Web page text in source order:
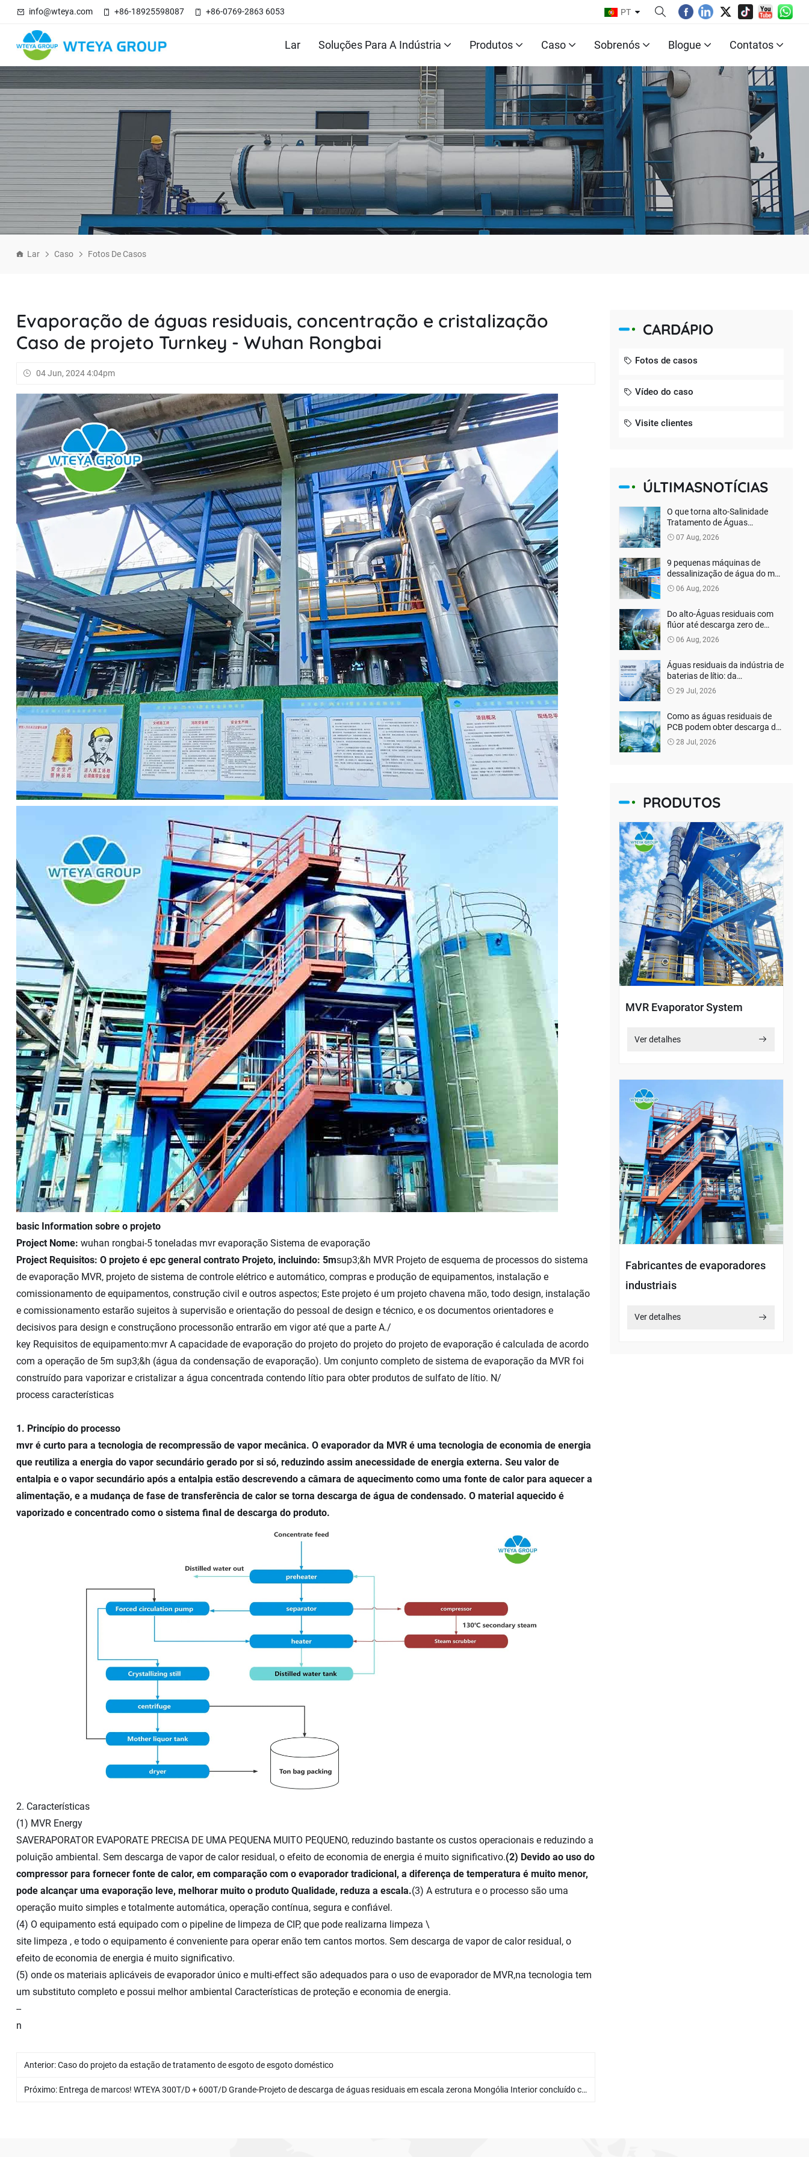
info@wteya.com +86-18925598087 +86-0769-2863 6053 PT
Lar Soluções Para A Indústria Produtos Caso Sobrenós Blogue Contatos
Lar Caso Fotos De Casos
Evaporação de águas residuais, concentração e cristalização
Caso de projeto Turnkey - Wuhan Rongbai
04 Jun, 2024 4:04pm
basic Information sobre o projeto
Project Nome: wuhan rongbai-5 toneladas mvr evaporação Sistema de evaporação
Project Requisitos: O projeto é epc general contrato Projeto, incluindo: 5msup3;&h MVR Projeto de esquema de processos do sistema
de evaporação MVR, projeto de sistema de controle elétrico e automático, compras e produção de equipamentos, instalação e
comissionamento de equipamentos, construção civil e outros aspectos; Este projeto é um projeto chavena mão, todo design, instalação
e comissionamento estarão sujeitos à supervisão e orientação do pessoal de design e técnico, e os documentos orientadores e
decisivos para design e construçãono processonão entrarão em vigor até que a parte A./
key Requisitos de equipamento:mvr A capacidade de evaporação do projeto do projeto do projeto de evaporação é calculada de acordo
com a operação de 5m sup3;&h (água da condensação de evaporação). Um conjunto completo de sistema de evaporação da MVR foi
construído para vaporizar e cristalizar a água concentrada contendo lítio para obter produtos de sulfato de lítio. N/
process características
1. Princípio do processo
mvr é curto para a tecnologia de recompressão de vapor mecânica. O evaporador da MVR é uma tecnologia de economia de energia
que reutiliza a energia do vapor secundário gerado por si só, reduzindo assim anecessidade de energia externa. Seu valor de
entalpia e o vapor secundário após a entalpia estão descrevendo a câmara de aquecimento como uma fonte de calor para aquecer a
alimentação, e a mudança de fase de transferência de calor se torna descarga de água de condensado. O material aquecido é
vaporizado e concentrado como o sistema final de descarga do produto.
2. Características
(1) MVR Energy
SAVERAPORATOR EVAPORATE PRECISA DE UMA PEQUENA MUITO PEQUENO, reduzindo bastante os custos operacionais e reduzindo a
poluição ambiental. Sem descarga de vapor de calor residual, o efeito de economia de energia é muito significativo.(2) Devido ao uso do
compressor para fornecer fonte de calor, em comparação com o evaporador tradicional, a diferença de temperatura é muito menor,
pode alcançar uma evaporação leve, melhorar muito o produto Qualidade, reduza a escala.(3) A estrutura e o processo são uma
operação muito simples e totalmente automática, operação contínua, segura e confiável.
(4) O equipamento está equipado com o pipeline de limpeza de CIP, que pode realizarna limpeza \
site limpeza , e todo o equipamento é conveniente para operar enão tem cantos mortos. Sem descarga de vapor de calor residual, o
efeito de economia de energia é muito significativo.
(5) onde os materiais aplicáveis ​​de evaporador único e multi-effect são adequados para o uso de evaporador de MVR,na tecnologia tem
um substituto completo e possui melhor ambiental Características de proteção e economia de energia.
--
n
Anterior:Caso do projeto da estação de tratamento de esgoto de esgoto doméstico
Próximo: Entrega de marcos! WTEYA 300T/D + 600T/D Grande-Projeto de descarga de águas residuais em escala zerona Mongólia Interior concluído com sucesso!
CARDÁPIO
Fotos de casos
Vídeo do caso
Visite clientes
ÚLTIMASNOTÍCIAS
O que torna alto-Salinidade
Tratamento de Águas
Residuais Difícil? Como a
descarga líquida zero
alcançada?
07 Aug, 2026
9 pequenas máquinas de
dessalinização de água do mar
personalizadas para cliente
das Filipinas
06 Aug, 2026
Do alto-Águas residuais com
flúor até descarga zero de
líquido: como as empresas de
baterias de lítio podem reduzir
ambiental?
06 Aug, 2026
Águas residuais da indústria de
baterias de lítio: da
“conformidade de descarga” à
recuperação de recursos
29 Jul, 2026
Como as águas residuais de
PCB podem obter descarga de
conformidade e tratamento
inofensivo?
28 Jul, 2026
PRODUTOS
MVR Evaporator System
Ver detalhes
Fabricantes de evaporadores
industriais
Ver detalhes